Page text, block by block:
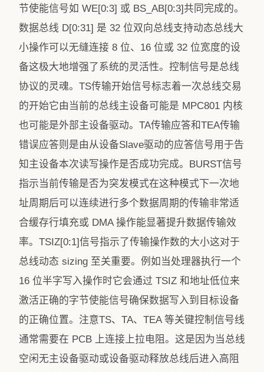
节使能信号如 WE[0:3] 或 BS_AB[0:3]共同完成的。
数据总线 D[0:31] 是 32 位双向总线支持动态总线大
小操作可以无缝连接 8 位、16 位或 32 位宽度的设
备这极大地增强了系统的灵活性。控制信号是总线
协议的灵魂。TS传输开始信号标志着一次总线交易
的开始它由当前的总线主设备可能是 MPC801 内核
也可能是外部主设备驱动。TA传输应答和TEA传输
错误应答则是由从设备Slave驱动的应答信号用于告
知主设备本次读写操作是否成功完成。BURST信号
指示当前传输是否为突发模式在这种模式下一次地
址周期后可以连续进行多个数据周期的传输非常适
合缓存行填充或 DMA 操作能显著提升数据传输效
率。TSIZ[0:1]信号指示了传输操作数的大小这对于
总线动态 sizing 至关重要。例如当处理器执行一个
16 位半字写入操作时它会通过 TSIZ 和地址低位来
激活正确的字节使能信号确保数据写入到目标设备
的正确位置。注意TS、TA、TEA 等关键控制信号线
通常需要在 PCB 上连接上拉电阻。这是因为当总线
空闲无主设备驱动或设备驱动释放总线后进入高阻